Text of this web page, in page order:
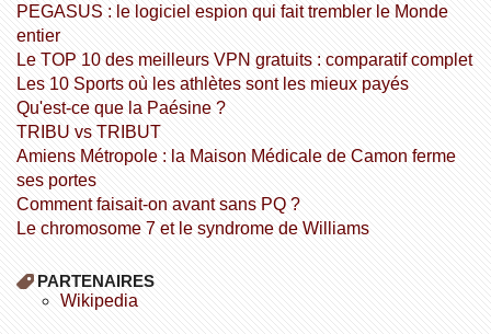
PEGASUS : le logiciel espion qui fait trembler le Monde
entier
Le TOP 10 des meilleurs VPN gratuits : comparatif complet
Les 10 Sports où les athlètes sont les mieux payés
Qu'est-ce que la Paésine ?
TRIBU vs TRIBUT
Amiens Métropole : la Maison Médicale de Camon ferme
ses portes
Comment faisait-on avant sans PQ ?
Le chromosome 7 et le syndrome de Williams
PARTENAIRES
wikipedia